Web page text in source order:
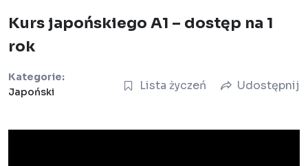
Kurs japońskiego A1 – dostęp na 1
rok
Kategorie:
Japoński
Lista życzeń Udostępnij